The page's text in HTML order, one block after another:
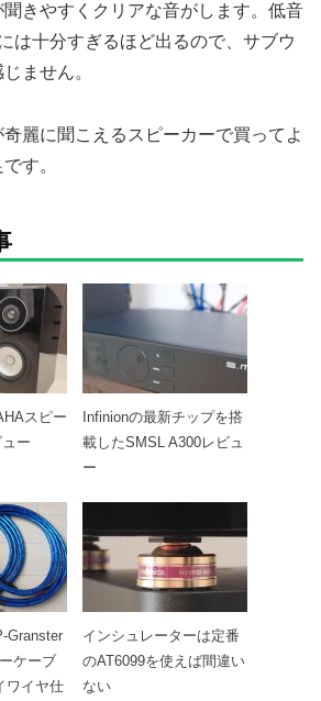
きやすくクリアな音がします。低音
は十分すぎるほど出るので、サブウ
ません。
麗に聞こえるスピーカーで買ってよ
す。
スピー
ー
Infinionの最新チップを搭
載したSMSL A300レビュ
ー
Granster
ケーブ
ワイヤ仕
インシュレーターは定番
のAT6099を使えば間違い
ない